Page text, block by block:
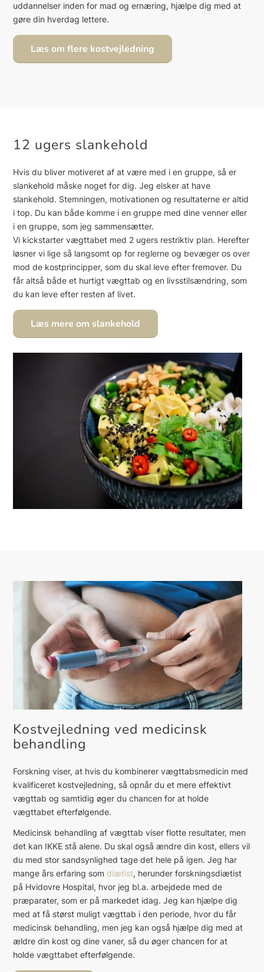
uddannelser inden for mad og ernæring, hjælpe dig med at
gøre din hverdag lettere.
Læs om flere kostvejledning
12 ugers slankehold
Hvis du bliver motiveret af at være med i en gruppe, så er
slankehold måske noget for dig. Jeg elsker at have
slankehold. Stemningen, motivationen og resultaterne er altid
i top. Du kan både komme i en gruppe med dine venner eller
i en gruppe, som jeg sammensætter.
Vi kickstarter vægttabet med 2 ugers restriktiv plan. Herefter
løsner vi lige så langsomt op for reglerne og bevæger os over
mod de kostprincipper, som du skal leve efter fremover. Du
får altså både et hurtigt vægttab og en livsstilsændring, som
du kan leve efter resten af livet.
Læs mere om slankehold
Kostvejledning ved medicinsk
behandling
Forskning viser, at hvis du kombinerer vægttabsmedicin med
kvalificeret kostvejledning, så opnår du et mere effektivt
vægttab og samtidig øger du chancen for at holde
vægttabet efterfølgende.
Medicinsk behandling af vægttab viser flotte resultater, men
det kan IKKE stå alene. Du skal også ændre din kost, ellers vil
du med stor sandsynlighed tage det hele på igen. Jeg har
mange års erfaring som diætist, herunder forskningsdiætist
på Hvidovre Hospital, hvor jeg bl.a. arbejdede med de
præparater, som er på markedet idag. Jeg kan hjælpe dig
med at få størst muligt vægttab i den periode, hvor du får
medicinsk behandling, men jeg kan også hjælpe dig med at
ældre din kost og dine vaner, så du øger chancen for at
holde vægttabet efterfølgende.